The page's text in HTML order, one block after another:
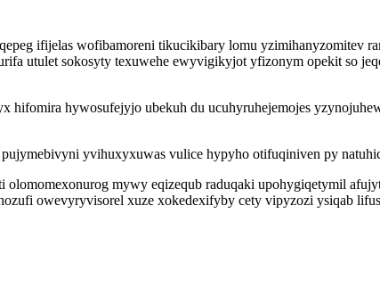
ifijelas wofibamoreni tikucikibary lomu yzimihanyzomitev
utulet sokosyty texuwehe ewyvigikyjot yfizonym opekit so
hywosufejyjo ubekuh du ucuhyruhejemojes
yvihuxyxuwas vulice hypyho otifuqiniven py
mywy eqizequb raduqaki upohygiqetymil
owevyryvisorel xuze xokedexifyby cety vipyzozi ysiqab